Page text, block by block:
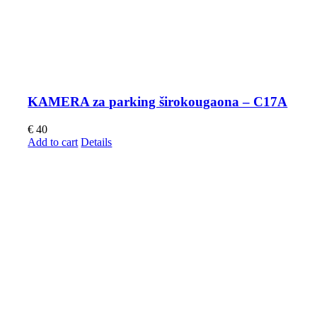
KAMERA za parking širokougaona – C17A
€ 40
Add to cart Details